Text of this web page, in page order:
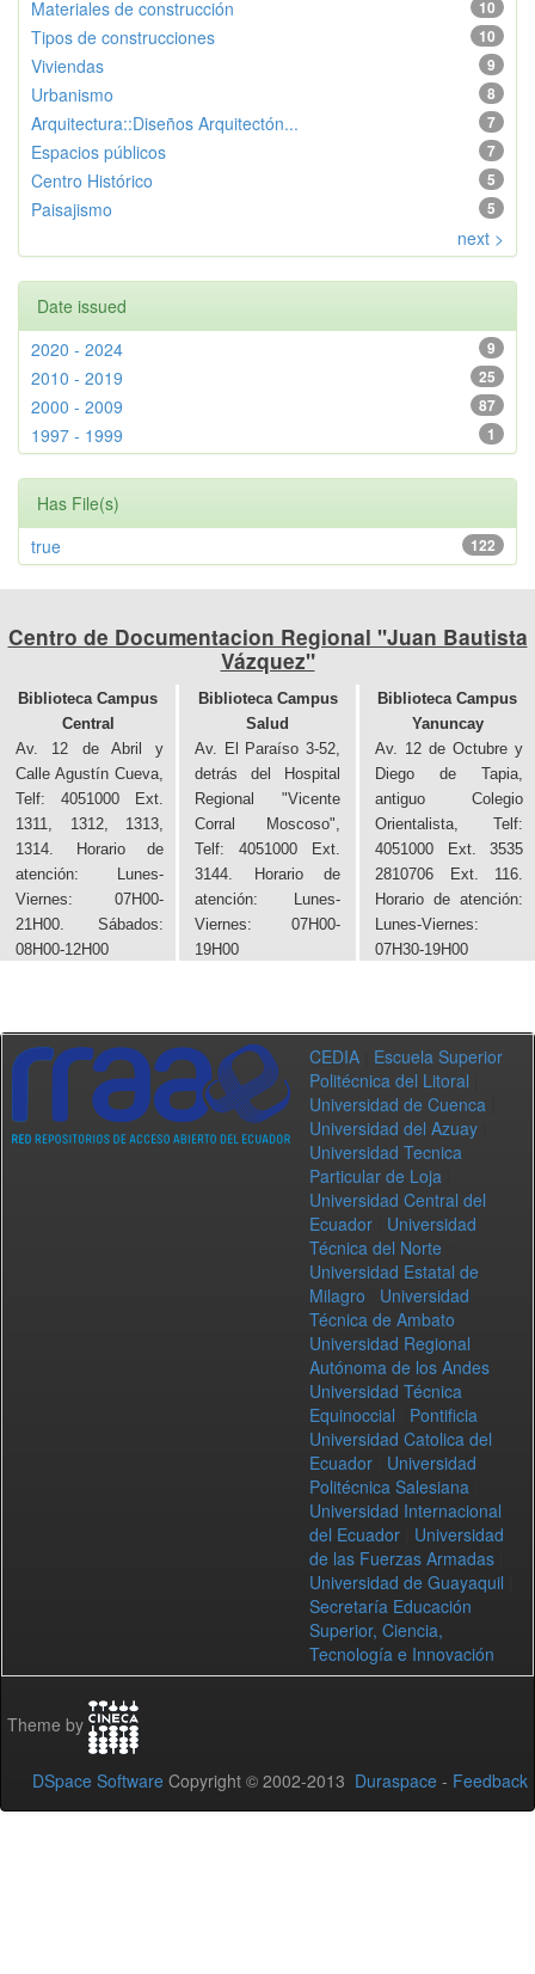
10
Materiales de construcción
10
Tipos de construcciones
9
Viviendas
8
Urbanismo
7
Arquitectura::Diseños Arquitectón...
7
Espacios públicos
5
Centro Histórico
5
Paisajismo
next >
Date issued
9
2020 - 2024
25
2010 - 2019
87
2000 - 2009
1
1997 - 1999
Has File(s)
122
true
Centro de Documentacion Regional "Juan Bautista
Vázquez"
Biblioteca Campus
Central
Biblioteca Campus
Salud
Biblioteca Campus
Yanuncay
Av. 12 de Abril y
Calle Agustín Cueva,
Telf: 4051000 Ext.
1311, 1312, 1313,
1314. Horario de
atención: Lunes-
Viernes: 07H00-
21H00. Sábados:
08H00-12H00
Av. El Paraíso 3-52,
detrás del Hospital
Regional "Vicente
Corral Moscoso",
Telf: 4051000 Ext.
3144. Horario de
atención: Lunes-
Viernes: 07H00-
19H00
Av. 12 de Octubre y
Diego de Tapia,
antiguo Colegio
Orientalista, Telf:
4051000 Ext. 3535
2810706 Ext. 116.
Horario de atención:
Lunes-Viernes:
07H30-19H00
CEDIA
Escuela Superior
Politécnica del Litoral
Universidad de Cuenca
Universidad del Azuay
Universidad Tecnica
Particular de Loja
Universidad Central del
Ecuador
Universidad
Técnica del Norte
Universidad Estatal de
Milagro
Universidad
Técnica de Ambato
Universidad Regional
Autónoma de los Andes
Universidad Técnica
Equinoccial
Pontificia
Universidad Catolica del
Ecuador
Universidad
Politécnica Salesiana
Universidad Internacional
del Ecuador
Universidad
de las Fuerzas Armadas
Universidad de Guayaquil
Secretaría Educación
Superior, Ciencia,
Tecnología e Innovación
Theme by
DSpace Software Copyright © 2002-2013 Duraspace - Feedback